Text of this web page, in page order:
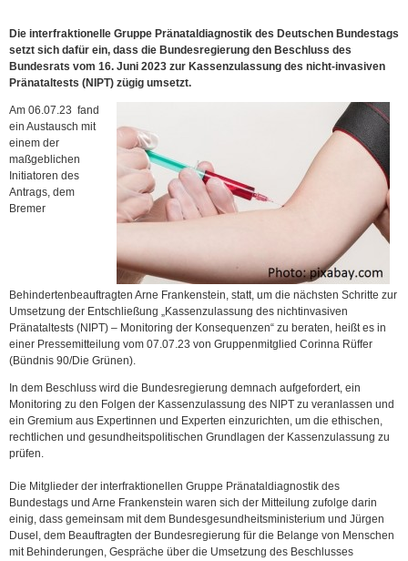
Die interfraktionelle Gruppe Pränataldiagnostik des Deutschen Bundestags
setzt sich dafür ein, dass die Bundesregierung den Beschluss des
Bundesrats vom 16. Juni 2023 zur Kassenzulassung des nicht-invasiven
Pränataltests (NIPT) zügig umsetzt.
Am 06.07.23 fand
ein Austausch mit
einem der
maßgeblichen
Initiatoren des
Antrags, dem
Bremer
Behindertenbeauftragten Arne Frankenstein, statt, um die nächsten Schritte zur
Umsetzung der Entschließung „Kassenzulassung des nichtinvasiven
Pränataltests (NIPT) – Monitoring der Konsequenzen“ zu beraten, heißt es in
einer Pressemitteilung vom 07.07.23 von Gruppenmitglied Corinna Rüffer
(Bündnis 90/Die Grünen).
In dem Beschluss wird die Bundesregierung demnach aufgefordert, ein
Monitoring zu den Folgen der Kassenzulassung des NIPT zu veranlassen und
ein Gremium aus Expertinnen und Experten einzurichten, um die ethischen,
rechtlichen und gesundheitspolitischen Grundlagen der Kassenzulassung zu
prüfen.
Die Mitglieder der interfraktionellen Gruppe Pränataldiagnostik des
Bundestags und Arne Frankenstein waren sich der Mitteilung zufolge darin
einig, dass gemeinsam mit dem Bundesgesundheitsministerium und Jürgen
Dusel, dem Beauftragten der Bundesregierung für die Belange von Menschen
mit Behinderungen, Gespräche über die Umsetzung des Beschlusses